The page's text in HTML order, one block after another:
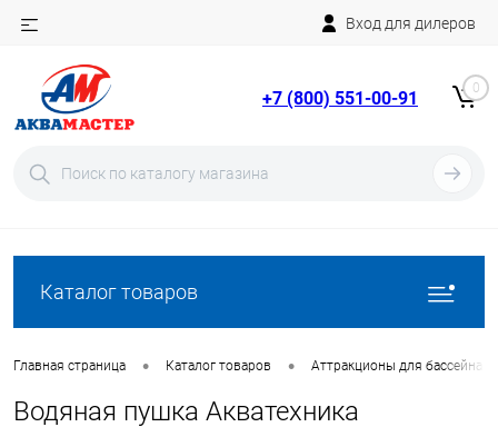
Вход для дилеров
+7 (800) 551-00-91 0
Каталог товаров
Главная страница • Каталог товаров • Аттракционы для бассейна
Водяная пушка Акватехника